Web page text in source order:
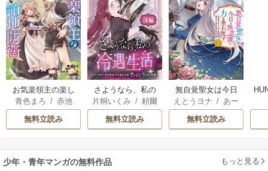
お気楽領主の楽し
い領地防衛
青色まろ / 赤池
宗/転
無料立読み
さようなら、私の
冷遇生活 ～パーテ
ィーで声をかけて
きたのがヤバい男
片桐いくみ /頼爾
無料立読み
無自覚聖女は今日
も無意識に力を垂
れ流す ～公爵家
の落ちこぼれ令
を掴み取る～
えとうヨナ /あー
もんど/ あんべよ
しろう
無料立読み
少年・青年マンガの無料作品 もっと見る